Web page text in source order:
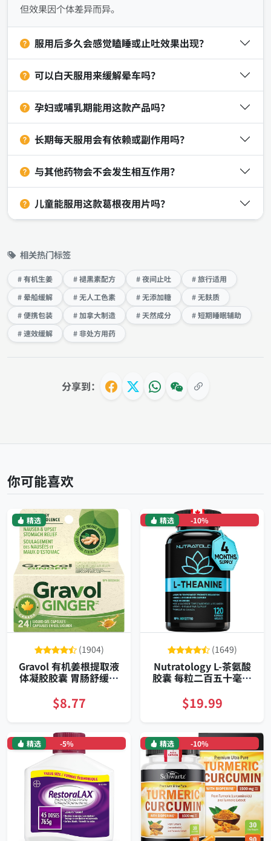
但效果因个体差异而异。
服用后多久会感觉瞌睡或止吐效果出现？
可以白天服用来缓解晕车吗？
孕妇或哺乳期能用这款产品吗？
长期每天服用会有依赖或副作用吗？
与其他药物会不会发生相互作用？
儿童能服用这款葛根夜用片吗？
相关热门标签
# 有机生姜 # 褪黑素配方 # 夜间止吐
# 旅行适用
# 晕船缓解
# 无人工色素 # 无添加糖
# 无麸质
# 便携包装
# 加拿大制造 # 天然成分
# 短期睡眠辅助
# 速效缓解
# 非处方用药
分享到：
你可能喜欢
精选
(1904)
Gravol 有机姜根提取液
体凝胶胶囊 胃肠舒缓不
$8.77
-10%
精选
(1649)
Nutratology L-茶氨酸
胶囊 每粒二百五十毫克
管理配方
$19.99
-5%
精选 -10%
精选